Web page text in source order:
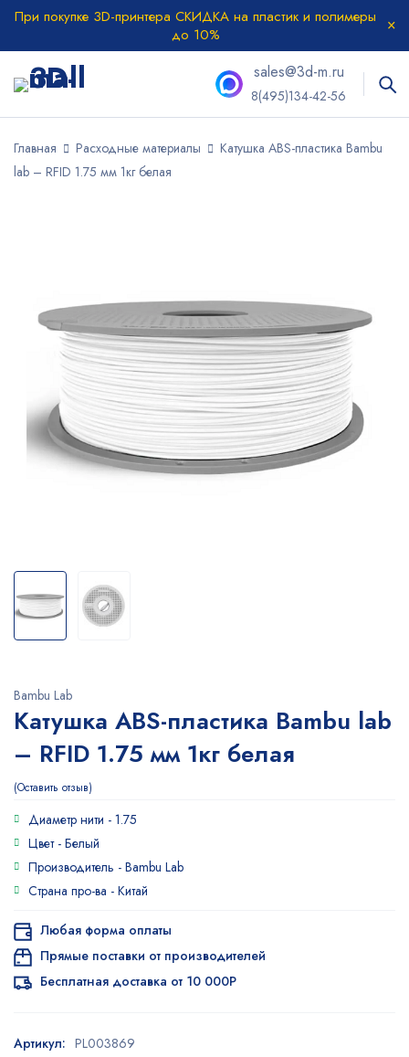
При покупке 3D-принтера СКИДКА на пластик и полимеры
до 10%
sales@3d-m.ru
8(495)134-42-56
Главная Расходные материалы
Катушка ABS-пластика Bambu
lab – RFID 1.75 мм 1кг белая
Bambu Lab
Катушка ABS-пластика Bambu lab
– RFID 1.75 мм 1кг белая
Оставить отзыв
Диаметр нити - 1.75
Цвет - Белый
Производитель - Bambu Lab
Страна про-ва - Китай
Любая форма оплаты
Прямые поставки от производителей
Бесплатная доставка от 10 000Р
Артикул: PL003869